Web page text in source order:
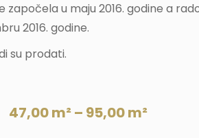
započela u maju 2016. godine a
2016. godine.
su prodati.
m² – 95,00 m²